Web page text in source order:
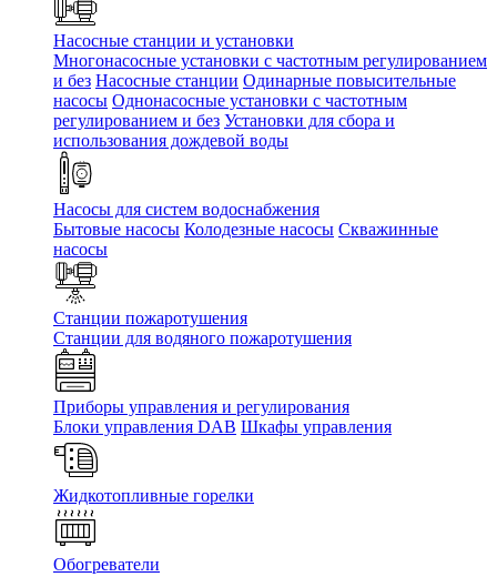
Насосные станции и установки
Многонасосные установки с частотным регулированием
и без Насосные станции Одинарные повысительные
насосы Однонасосные установки с частотным
регулированием и без Установки для сбора и
использования дождевой воды
Насосы для систем водоснабжения
Бытовые насосы Колодезные насосы Скважинные
насосы
Станции пожаротушения
Станции для водяного пожаротушения
Приборы управления и регулирования
Блоки управления DAB Шкафы управления
Жидкотопливные горелки
Обогреватели